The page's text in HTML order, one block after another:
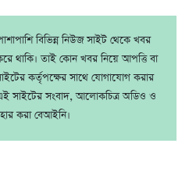
বিভিন্ন নিউজ সাইট থেকে খবর
থাকি। তাই কোন খবর নিয়ে আপত্তি বা
কর্তৃপক্ষের সাথে যোগাযোগ করার
সাইটের সংবাদ, আলোকচিত্র অডিও ও
করা বেআইনি।